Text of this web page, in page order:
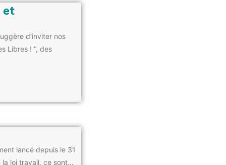
et
d’inviter nos
Libres ! “, des
lancé depuis le 31
la loi travail, ce sont…